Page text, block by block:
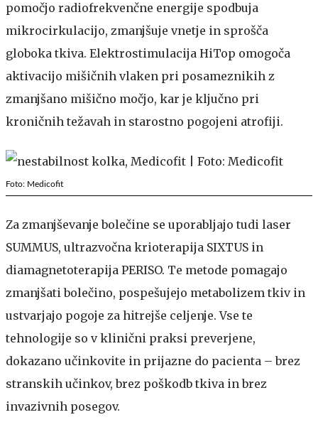
pomočjo radiofrekvenčne energije spodbuja
mikrocirkulacijo, zmanjšuje vnetje in sprošča
globoka tkiva. Elektrostimulacija HiTop omogoča
aktivacijo mišičnih vlaken pri posameznikih z
zmanjšano mišično močjo, kar je ključno pri
kroničnih težavah in starostno pogojeni atrofiji.
Foto: Medicofit
Za zmanjševanje bolečine se uporabljajo tudi laser
SUMMUS, ultrazvočna krioterapija SIXTUS in
diamagnetoterapija PERISO. Te metode pomagajo
zmanjšati bolečino, pospešujejo metabolizem tkiv in
ustvarjajo pogoje za hitrejše celjenje. Vse te
tehnologije so v klinični praksi preverjene,
dokazano učinkovite in prijazne do pacienta – brez
stranskih učinkov, brez poškodb tkiva in brez
invazivnih posegov.